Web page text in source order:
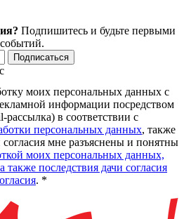
Подпишитесь и будьте первыми
Подписаться
моих персональных данных с
информации посредством
в соответствии с
персональных данных, также
мне разъяснены и понятны
моих персональных данных,
последствия дачи согласия
. *